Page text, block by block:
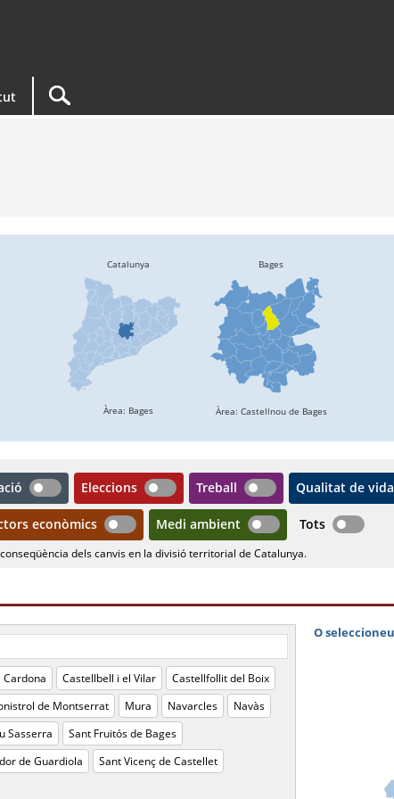
Eleccions Treball Qualitat de vida
econòmics Medi ambient Tots
dels canvis en la divisió territorial de Catalunya.
Cardona Castellbell i el Vilar
Castellfollit del Boix
de Montserrat Mura Navarcles
Navàs
Sasserra
Sant Fruitós de Bages
de Guardiola
Sant Vicenç de Castellet